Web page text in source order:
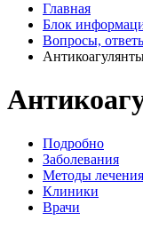
Главная
Блок
Вопросы,
Подробно
Заболевания
Методы лечения
Клиники
Врачи